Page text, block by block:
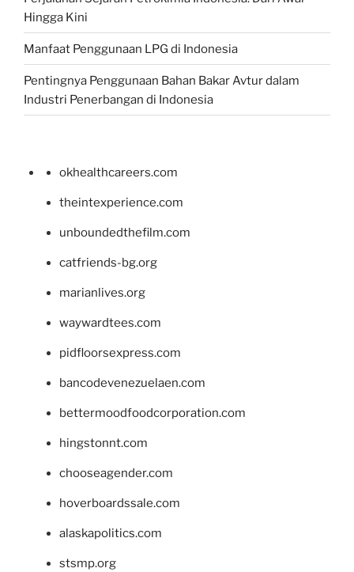
Hingga Kini
Manfaat Penggunaan LPG di Indonesia
Pentingnya Penggunaan Bahan Bakar Avtur dalam
Industri Penerbangan di Indonesia
okhealthcareers.com
theintexperience.com
unboundedthefilm.com
catfriends-bg.org
marianlives.org
waywardtees.com
pidfloorsexpress.com
bancodevenezuelaen.com
bettermoodfoodcorporation.com
hingstonnt.com
chooseagender.com
hoverboardssale.com
alaskapolitics.com
stsmp.org